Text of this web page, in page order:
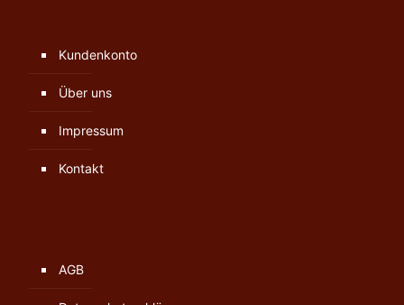
Kundenkonto
Über uns
Impressum
Kontakt
AGB